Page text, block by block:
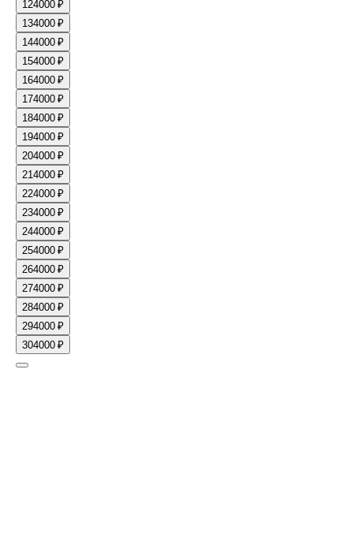
124000 ₽
134000 ₽
144000 ₽
154000 ₽
164000 ₽
174000 ₽
184000 ₽
194000 ₽
204000 ₽
214000 ₽
224000 ₽
234000 ₽
244000 ₽
254000 ₽
264000 ₽
274000 ₽
284000 ₽
294000 ₽
304000 ₽